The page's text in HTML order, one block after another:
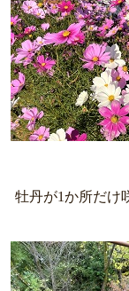
牡丹が1か所だけ